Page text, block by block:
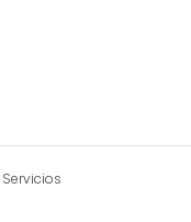
Servicios